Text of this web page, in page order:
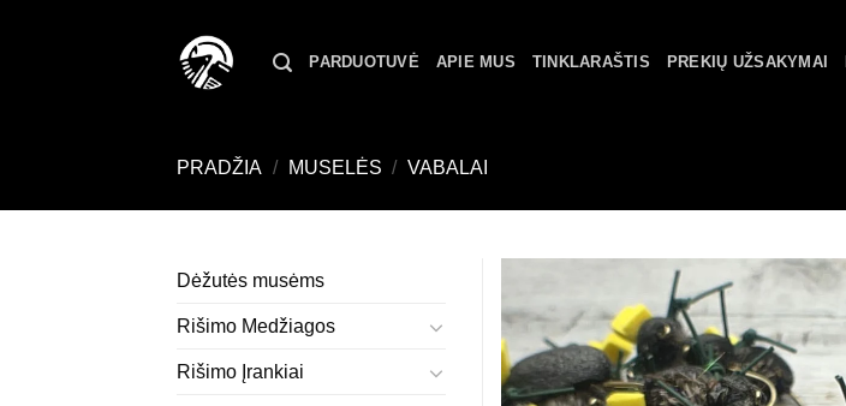
PARDUOTUVĖ APIE MUS TINKLARAŠTIS PREKIŲ UŽSAKYMAI
PRADŽIA / MUSELĖS / VABALAI
Dėžutės musėms
Rišimo Medžiagos
Rišimo Įrankiai